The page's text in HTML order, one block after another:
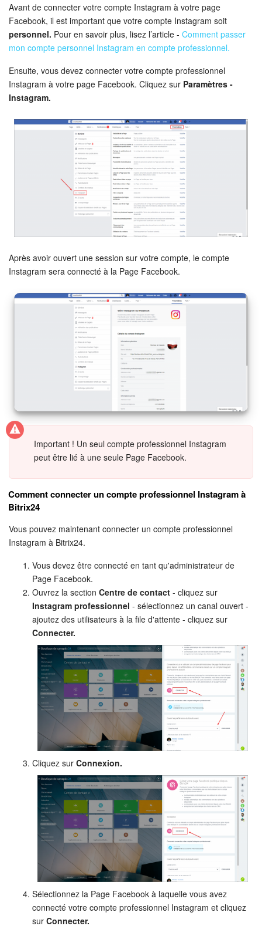
Paramètres
Bitrix24 Messenger
Questions générales
On-Premise de Bitrix24
COMPTE GRATUIT
CONNEXION
Avant de connecter votre compte Instagram à votre page
Facebook, il est important que votre compte Instagram soit
personnel. Pour en savoir plus, lisez l’article - Comment passer
mon compte personnel Instagram en compte professionnel.
Ensuite, vous devez connecter votre compte professionnel
Instagram à votre page Facebook. Cliquez sur Paramètres -
Instagram.
Après avoir ouvert une session sur votre compte, le compte
Instagram sera connecté à la Page Facebook.
Important ! Un seul compte professionnel Instagram
peut être lié à une seule Page Facebook.
Comment connecter un compte professionnel Instagram à
Bitrix24
Vous pouvez maintenant connecter un compte professionnel
Instagram à Bitrix24.
Vous devez être connecté en tant qu'administrateur de
Page Facebook.
Ouvrez la section Centre de contact - cliquez sur
Instagram professionnel - sélectionnez un canal ouvert -
ajoutez des utilisateurs à la file d'attente - cliquez sur
Connecter.
Cliquez sur Connexion.
Sélectionnez la Page Facebook à laquelle vous avez
connecté votre compte professionnel Instagram et cliquez
sur Connecter.